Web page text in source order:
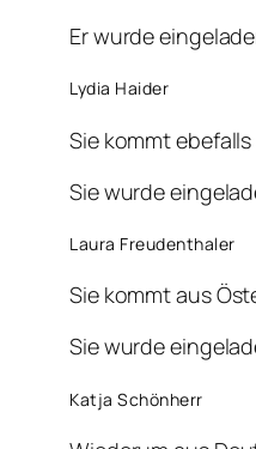
Er wurde
Lydia Haider
Sie kommt
Sie wurde
Laura Freudenthaler
Sie kommt aus
Sie wurde
Katja Schönherr